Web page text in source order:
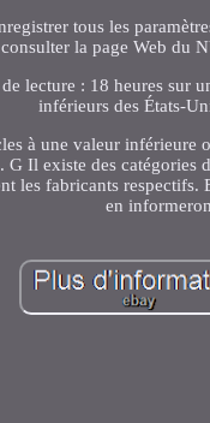
tous les
la page Web du
lecture : 18 heures sur
inférieurs des États-
à une valeur
Il existe des
les fabricants
en